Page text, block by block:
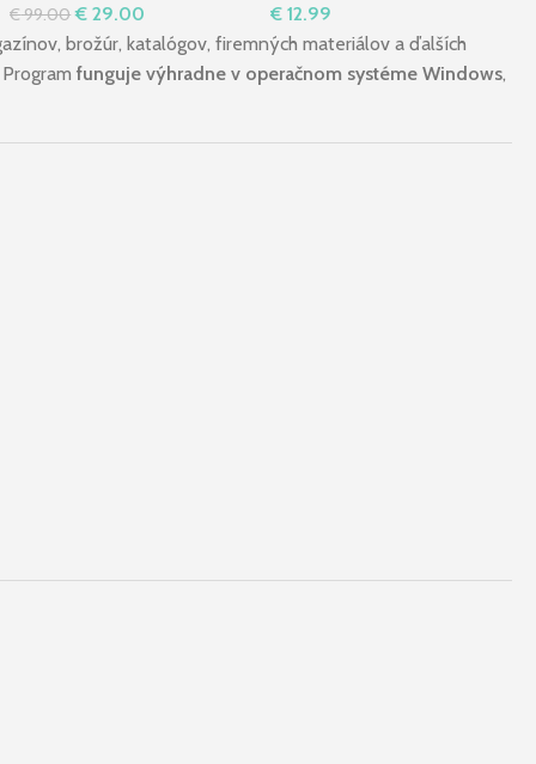
€99.00 € 29.00
Do Košíka
€12.99
Do Košíka
brožúr, katalógov, firemných materiálov a ďalších
funguje výhradne v operačnom systéme Windows,